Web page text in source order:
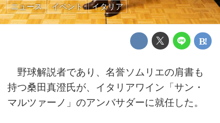
ニュース イベント イタリア
野球解説者であり、名誉ソムリエの肩書も
持つ桑田真澄氏が、イタリアワイン「サン・
マルツァーノ」のアンバサダーに就任した。